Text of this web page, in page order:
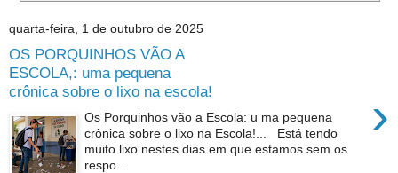
quarta-feira, 1 de outubro de 2025
OS PORQUINHOS VÃO A
ESCOLA,: uma pequena
crônica sobre o lixo na escola!
›
Os Porquinhos vão a Escola: u ma pequena
crônica sobre o lixo na Escola!... Está tendo
muito lixo nestes dias em que estamos sem os
respo...